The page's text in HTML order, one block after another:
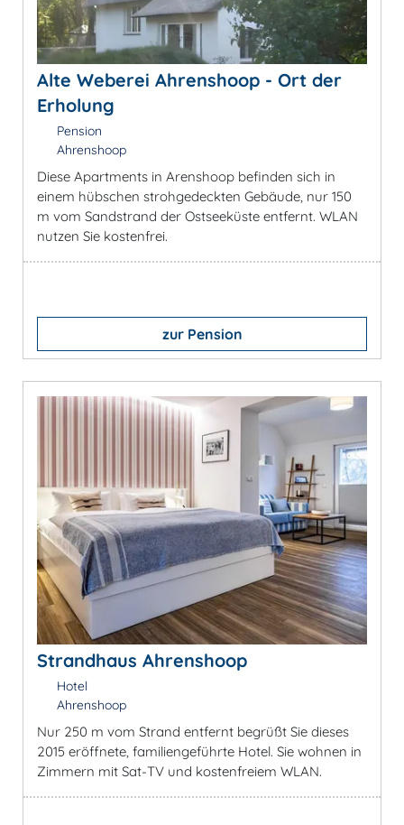
Alte Weberei Ahrenshoop - Ort der
Erholung
Pension
Ahrenshoop
Diese Apartments in Arenshoop befinden sich in
einem hübschen strohgedeckten Gebäude, nur 150
m vom Sandstrand der Ostseeküste entfernt. WLAN
nutzen Sie kostenfrei.
zur Pension
Strandhaus Ahrenshoop
Hotel
Ahrenshoop
Nur 250 m vom Strand entfernt begrüßt Sie dieses
2015 eröffnete, familiengeführte Hotel. Sie wohnen in
Zimmern mit Sat-TV und kostenfreiem WLAN.